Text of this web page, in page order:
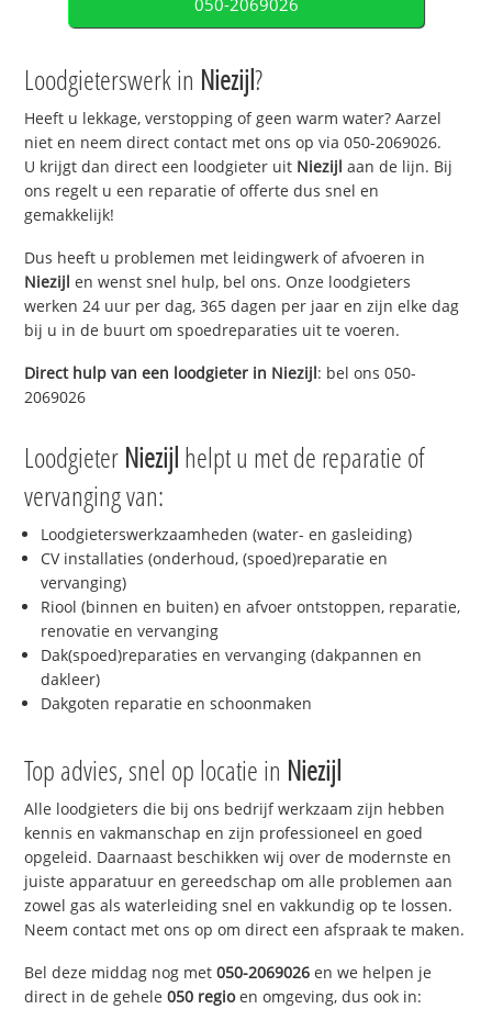
050-2069026
Loodgieterswerk in Niezijl?
Heeft u lekkage, verstopping of geen warm water? Aarzel
niet en neem direct contact met ons op via 050-2069026.
U krijgt dan direct een loodgieter uit Niezijl aan de lijn. Bij
ons regelt u een reparatie of offerte dus snel en
gemakkelijk!
Dus heeft u problemen met leidingwerk of afvoeren in
Niezijl en wenst snel hulp, bel ons. Onze loodgieters
werken 24 uur per dag, 365 dagen per jaar en zijn elke dag
bij u in de buurt om spoedreparaties uit te voeren.
Direct hulp van een loodgieter in Niezijl: bel ons 050-
2069026
Loodgieter Niezijl helpt u met de reparatie of
vervanging van:
Loodgieterswerkzaamheden (water- en gasleiding)
CV installaties (onderhoud, (spoed)reparatie en
vervanging)
Riool (binnen en buiten) en afvoer ontstoppen, reparatie,
renovatie en vervanging
Dak(spoed)reparaties en vervanging (dakpannen en
dakleer)
Dakgoten reparatie en schoonmaken
Top advies, snel op locatie in Niezijl
Alle loodgieters die bij ons bedrijf werkzaam zijn hebben
kennis en vakmanschap en zijn professioneel en goed
opgeleid. Daarnaast beschikken wij over de modernste en
juiste apparatuur en gereedschap om alle problemen aan
zowel gas als waterleiding snel en vakkundig op te lossen.
Neem contact met ons op om direct een afspraak te maken.
Bel deze middag nog met050-2069026 en we helpen je
direct in de gehele050 regioen omgeving, dus ook in: